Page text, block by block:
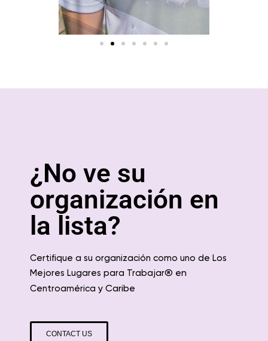
¿No ve su
organización en
la lista?
Certifique a su organización como uno de Los
Mejores Lugares para Trabajar® en
Centroamérica y Caribe
CONTACT US